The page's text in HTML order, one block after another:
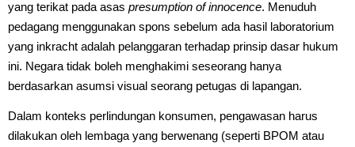
yang terikat pada asas presumption of innocence. Menuduh
pedagang menggunakan spons sebelum ada hasil laboratorium
yang inkracht adalah pelanggaran terhadap prinsip dasar hukum
ini. Negara tidak boleh menghakimi seseorang hanya
berdasarkan asumsi visual seorang petugas di lapangan.
Dalam konteks perlindungan konsumen, pengawasan harus
dilakukan oleh lembaga yang berwenang (seperti BPOM atau